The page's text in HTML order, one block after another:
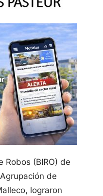
Robos (BIRO) de
de
lograron